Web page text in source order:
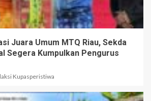
Juara Umum MTQ Riau, Sekda
Segera Kumpulkan Pengurus
Kupasperistiwa